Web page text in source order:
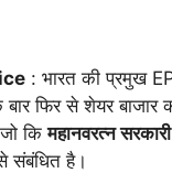
: भारत की प्रमुख
फिर से शेयर बाजार
किमहानवरत्न
संबंधित है।